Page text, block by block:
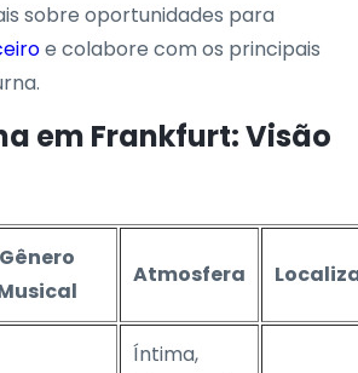
sobre oportunidades para
e colabore com os principais
em Frankfurt: Visão
Gênero
Atmosfera
Íntima,